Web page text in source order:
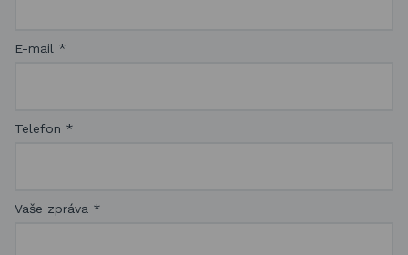
E-mail *
Telefon *
Vaše zpráva *